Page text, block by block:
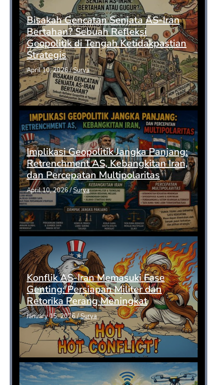
Bisakah Gencatan Senjata AS-Iran
Bertahan? Sebuah Refleksi
Geopolitik di Tengah Ketidakpastian
Strategis
April 10, 2026/Surya
Implikasi Geopolitik Jangka Panjang:
Retrenchment AS, Kebangkitan Iran,
dan Percepatan Multipolaritas
April 10, 2026/Surya
Konflik AS-Iran Memasuki Fase
Genting: Persiapan Militer dan
Retorika Perang Meningkat
January 15, 2026/Surya